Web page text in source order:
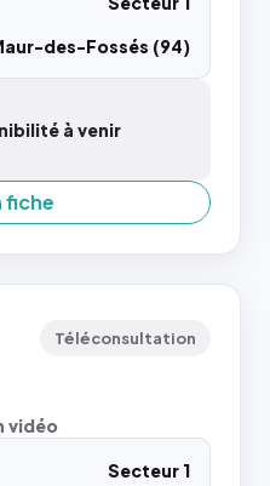
des-Fossés (94)
à venir
fiche
Téléconsultation
vidéo
Secteur 1